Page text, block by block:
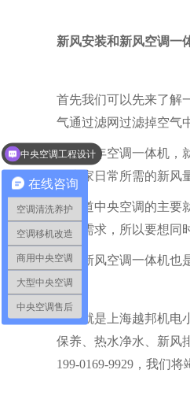
新风安装和新风空调一
首先我们可以先来了解
气通过滤网过滤掉空气
那么新年空调一体机，
了大家日常所需的新风
要知道中央空调的主要
净化需求，所以要想同
并且 新风空调一体机
以上就是上海越邦机电
保养、热水净水、新风
199-0169-9929，我们将
在线咨询
空调清洗养护
空调移机改造
商用中央空调
大型中央空调
中央空调售后
中央空调工程设计
通风系统和新风系统